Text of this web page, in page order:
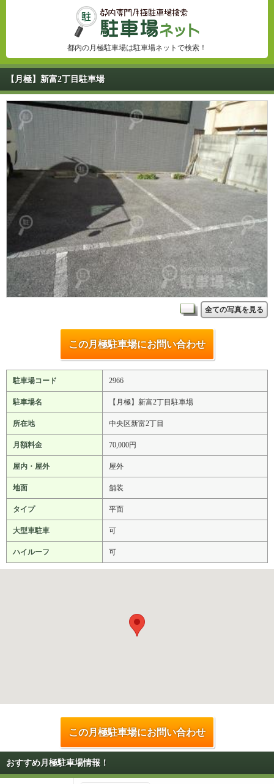
都内の月極駐車場は駐車場ネットで検索！
【月極】新富2丁目駐車場
全ての写真を見る
この月極駐車場にお問い合わせ
駐車場コード 2966
駐車場名 【月極】新富2丁目駐車場
所在地 中央区新富2丁目
月額料金 70,000円
屋内・屋外 屋外
地面 舗装
タイプ 平面
大型車駐車 可
ハイルーフ 可
この月極駐車場にお問い合わせ
おすすめ月極駐車場情報！